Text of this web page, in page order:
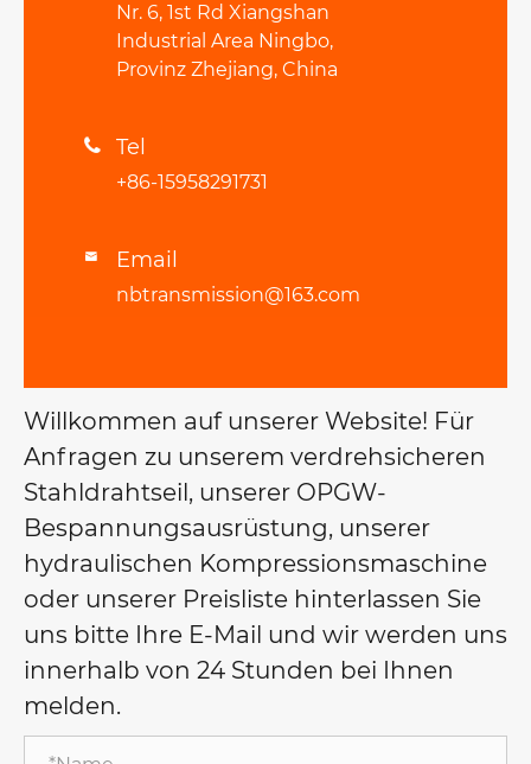
Nr. 6, 1st Rd Xiangshan
Industrial Area Ningbo,
Provinz Zhejiang, China
 Tel
+86-15958291731
 Email
nbtransmission@163.com
Willkommen auf unserer Website! Für
Anfragen zu unserem verdrehsicheren
Stahldrahtseil, unserer OPGW-
Bespannungsausrüstung, unserer
hydraulischen Kompressionsmaschine
oder unserer Preisliste hinterlassen Sie
uns bitte Ihre E-Mail und wir werden uns
innerhalb von 24 Stunden bei Ihnen
melden.